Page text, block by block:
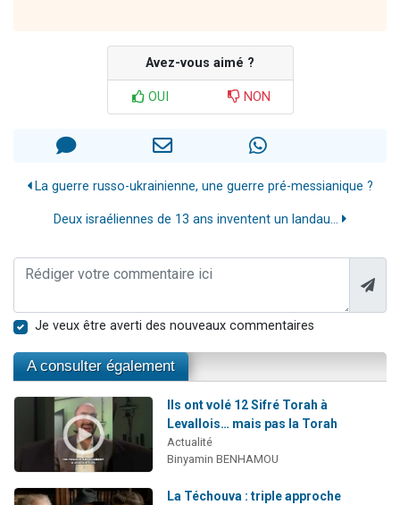
Avez-vous aimé ?
OUI NON
La guerre russo-ukrainienne, une guerre pré-messianique ?
Deux israéliennes de 13 ans inventent un landau...
Je veux être averti des nouveaux commentaires
A consulter également
Ils ont volé 12 Sifré Torah à
Levallois… mais pas la Torah
Actualité
Binyamin BENHAMOU
La Téchouva : triple approche